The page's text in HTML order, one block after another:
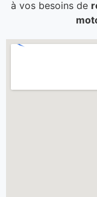
à vos besoins de